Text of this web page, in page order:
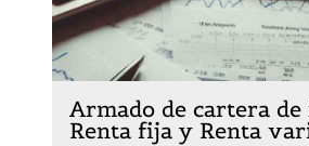
Armado de cartera
Renta fija y Renta